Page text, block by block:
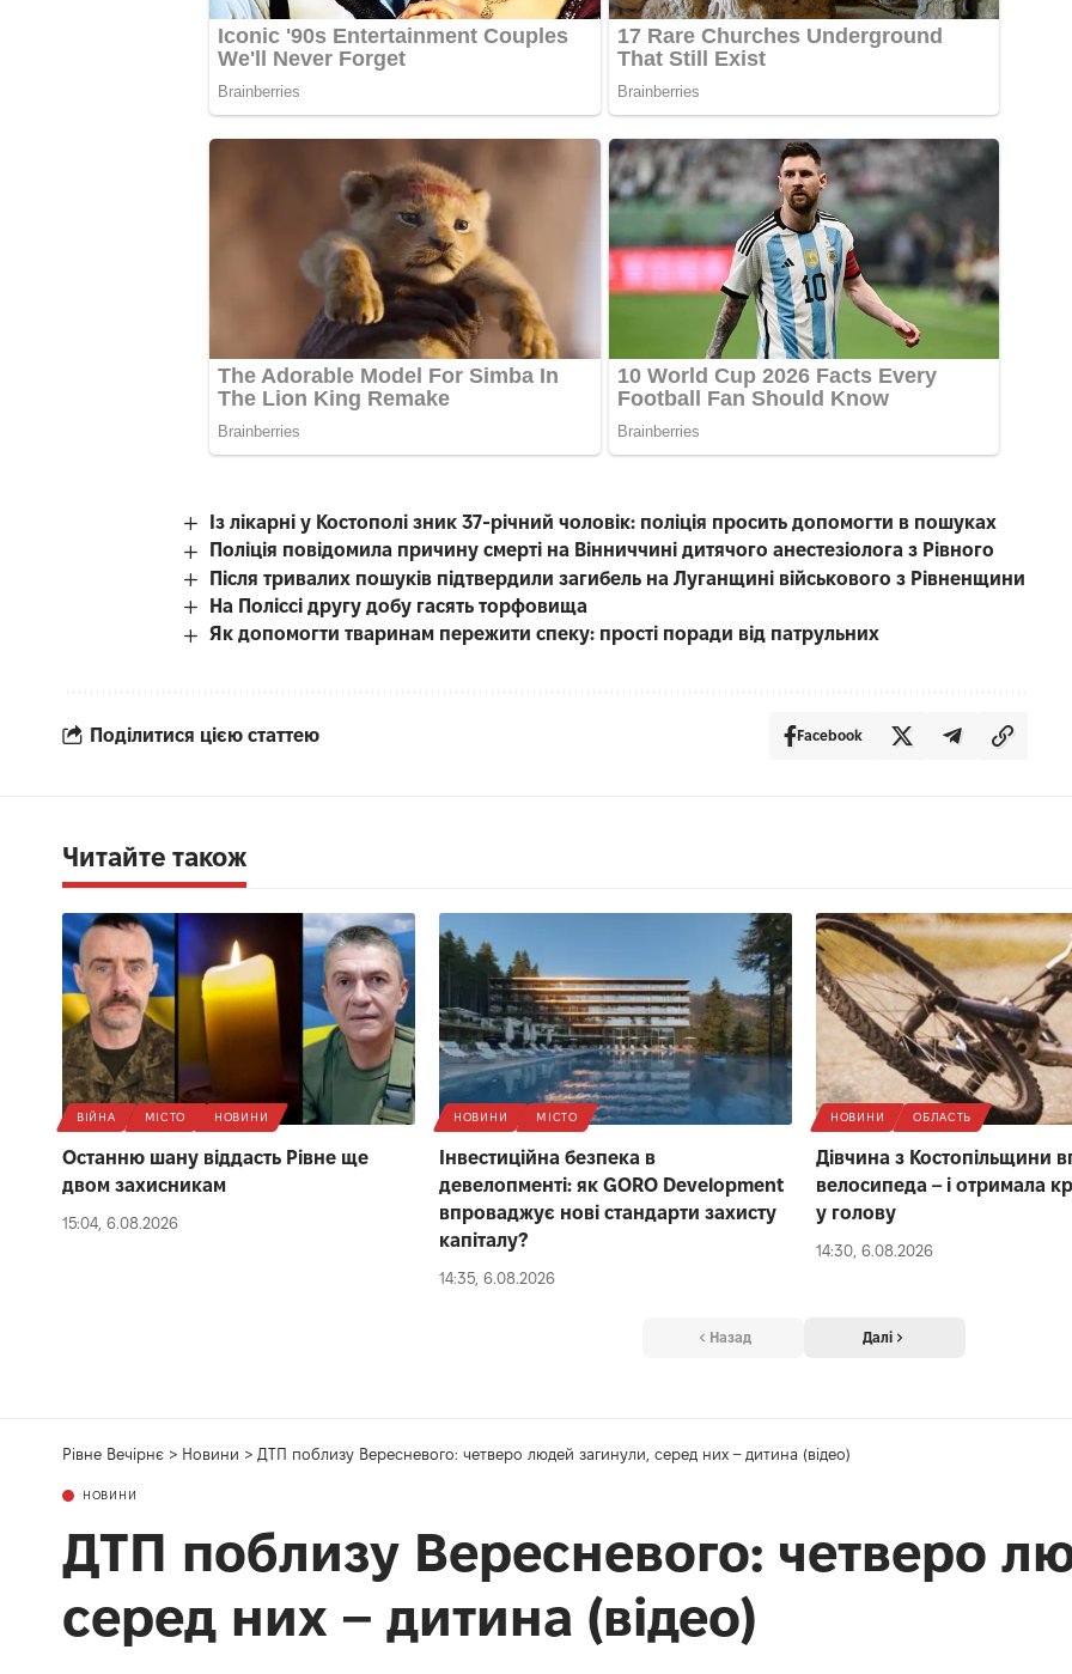
Із лікарні у Костополі зник 37-річний чоловік: поліція просить допомогти в пошуках
Поліція повідомила причину смерті на Вінниччині дитячого анестезіолога з Рівного
Після тривалих пошуків підтвердили загибель на Луганщині військового з Рівненщини
На Поліссі другу добу гасять торфовища
Як допомогти тваринам пережити спеку: прості поради від патрульних
Поділитися цією статтею Facebook
Читайте також
ВІЙНА МІСТО НОВИНИ
Останню шану віддасть Рівне ще
двом захисникам
15:04, 6.08.2026
НОВИНИ МІСТО
Інвестиційна безпека в
девелопменті: як GORO Development
впроваджує нові стандарти захисту
капіталу?
14:35, 6.08.2026
НОВИНИ ОБЛАСТЬ
Дівчина з Костопільщини
велосипеда – і отримала
у голову
14:30, 6.08.2026
Назад Далі
Рівне Вечірнє > Новини > ДТП поблизу Вересневого: четверо людей загинули, серед них – дитина (відео)
НОВИНИ
ДТП поблизу Вересневого: четверо
серед них – дитина (відео)